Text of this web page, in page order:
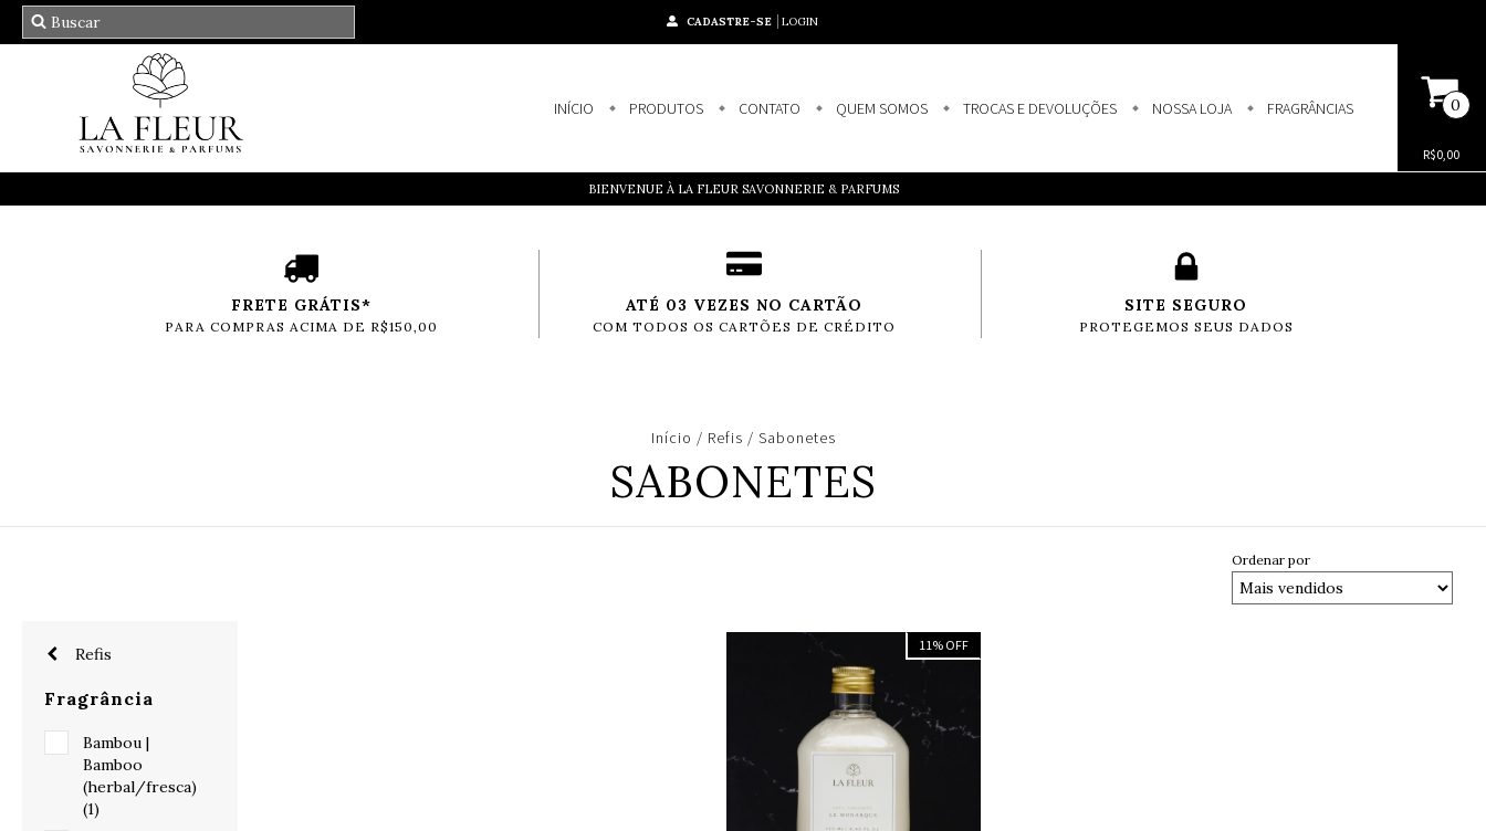
CADASTRE-SE LOGIN
INÍCIO PRODUTOS CONTATO QUEM SOMOS TROCAS E DEVOLUÇÕES NOSSA LOJA FRAGRÂNCIAS 0
R$0,00
BIENVENUE À LA FLEUR SAVONNERIE & PARFUMS
FRETE GRÁTIS*
PARA COMPRAS ACIMA DE R$150,00
ATÉ 03 VEZES NO CARTÃO
COM TODOS OS CARTÕES DE CRÉDITO
SITE SEGURO
PROTEGEMOS SEUS DADOS
Início / Refis / Sabonetes
SABONETES
Ordenar por
Refis
Fragrância
Bambou |
Bamboo
(herbal/fresca)
(1)
11% OFF